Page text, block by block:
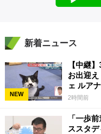
新着ニュース
NEW
【中継
お出迎
ェ ルア
2時間前
「一歩
ススタ